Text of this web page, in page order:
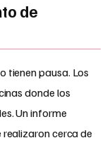
de
tienen pausa. Los
donde los
Un informe
realizaron cerca de